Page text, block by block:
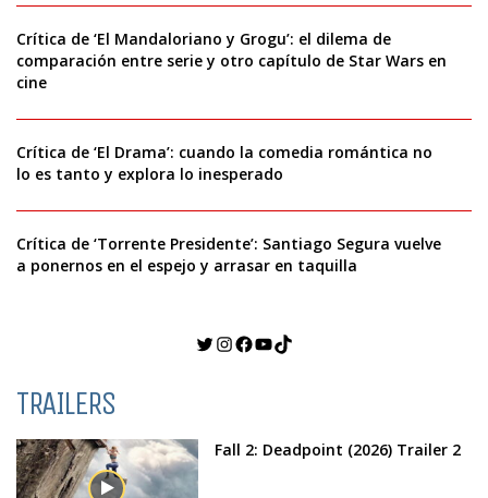
Crítica de ‘El Mandaloriano y Grogu’: el dilema de
comparación entre serie y otro capítulo de Star Wars en
cine
Crítica de ‘El Drama’: cuando la comedia romántica no
lo es tanto y explora lo inesperado
Crítica de ‘Torrente Presidente’: Santiago Segura vuelve
a ponernos en el espejo y arrasar en taquilla
Twitter
Instagram
Facebook
YouTube
TikTok
TRAILERS
Fall 2: Deadpoint (2026) Trailer 2